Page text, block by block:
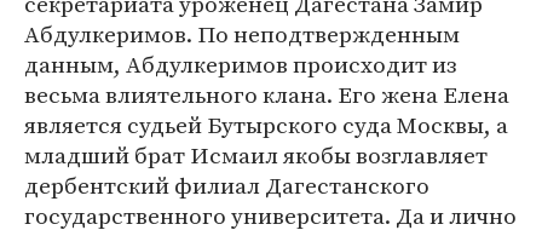
Абдулкеримов. По неподтвержденным
данным, Абдулкеримов происходит из
весьма влиятельного клана. Его жена Елена
является судьей Бутырского суда Москвы, а
младший брат Исмаил якобы возглавляет
дербентский филиал Дагестанского
государственного университета. Да и лично